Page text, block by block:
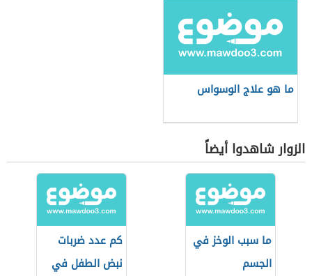
ما هو علاج الوسواس
الزوار شاهدوا أيضاً
ما سبب الوخز في
الجسم
كم عدد ضربات
نبض الطفل في